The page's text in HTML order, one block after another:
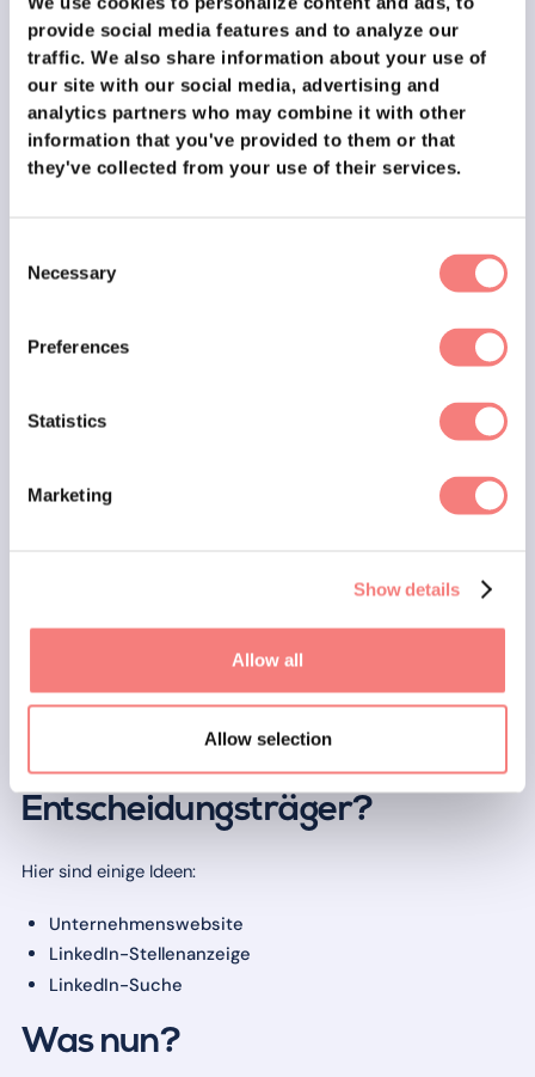
provide social media features and to analyze our
traffic.We also share information about your use of
our site with our social media, advertising and
analytics partners who may combine it with other
information that you've provided to them or that
they've collected from your use of their services.
Selection
Necessary
Preferences
Statistics
Marketing
Show details
Allow all
Allow selection
... habt iht die Rolle schon besetzt oder ist sie noch
offen?
... sucht ihr jemanden mit Branchenkenntnissen?
... würde die Rolle einem bestimmten Markt dienen?
... benötigt ihr ein bestimmtes Sprachniveau?
Den Job qualifizieren
und sicherstellen, dass keiner
Dich auf ihrem Radar bringen
Entscheidungsträger?
Das hängt von der Unternehmensgröße und -art ab, aber im
Leiterinnen und Leiter von Vertrieb
usw.
Wie finde ich die
Entscheidungsträger?
Hier sind einige Ideen:
Unternehmenswebsite
LinkedIn-Stellenanzeige
LinkedIn-Suche
Was nun?